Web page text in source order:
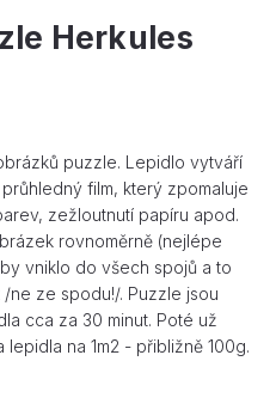
Herkules
puzzle. Lepidlo vytváří
film, který zpomaluje
zežloutnutí papíru apod.
rovnoměrně (nejlépe
vniklo do všech spojů a to
ne ze spodu!/. Puzzle jsou
cca za 30 minut. Poté už
na 1m2 - přibližně 100g.